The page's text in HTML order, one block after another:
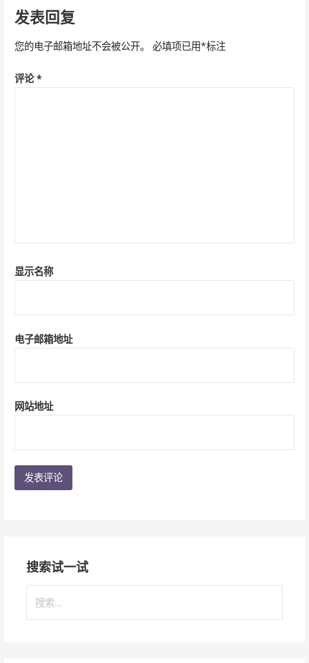
导
航
发表回复
您的电子邮箱地址不会被公开。 必填项已用*标注
评论*
显示名称
电子邮箱地址
网站地址
搜索试一试
索